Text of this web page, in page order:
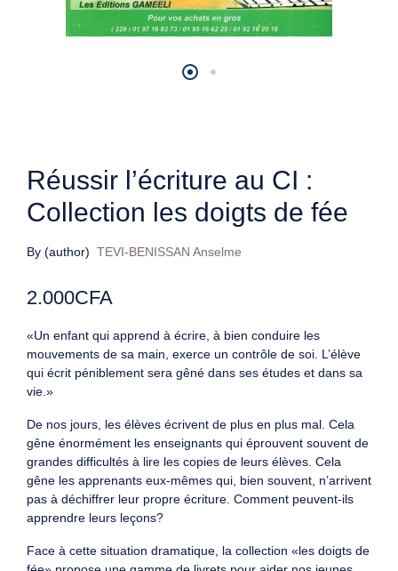
Réussir l’écriture au CI :
Collection les doigts de fée
By (author) TEVI-BENISSAN Anselme
2.000CFA
«Un enfant qui apprend à écrire, à bien conduire les
mouvements de sa main, exerce un contrôle de soi. L’élève
qui écrit péniblement sera gêné dans ses études et dans sa
vie.»
De nos jours, les élèves écrivent de plus en plus mal. Cela
gêne énormément les enseignants qui éprouvent souvent de
grandes difficultés à lire les copies de leurs élèves. Cela
gêne les apprenants eux-mêmes qui, bien souvent, n’arrivent
pas à déchiffrer leur propre écriture. Comment peuvent-ils
apprendre leurs leçons?
Face à cette situation dramatique, la collection «les doigts de